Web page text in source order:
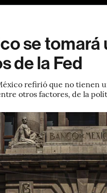
se
de la Fed
refirió que no tienen
otros factores, de la